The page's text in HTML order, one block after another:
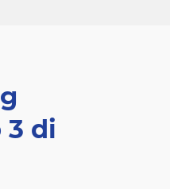
3 di